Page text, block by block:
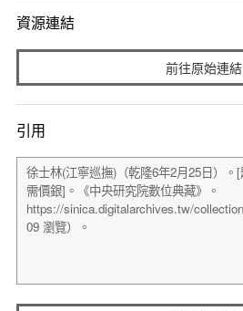
資源連結
前往原始連結
引用